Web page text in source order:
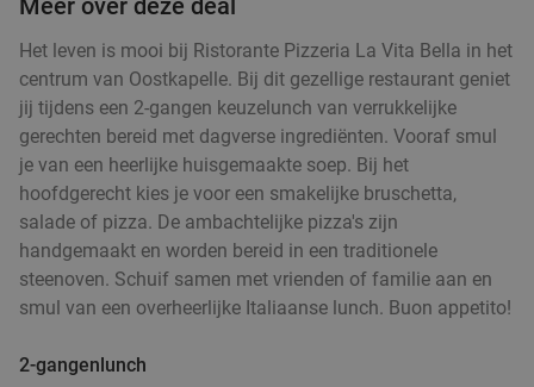
Het leven is mooi bij Ristorante Pizzeria La Vita Bella in het
centrum van Oostkapelle. Bij dit gezellige restaurant geniet
jij tijdens een 2-gangen keuzelunch van verrukkelijke
gerechten bereid met dagverse ingrediënten. Vooraf smul
je van een heerlijke huisgemaakte soep. Bij het
hoofdgerecht kies je voor een smakelijke bruschetta,
salade of pizza. De ambachtelijke pizza's zijn
handgemaakt en worden bereid in een traditionele
steenoven. Schuif samen met vrienden of familie aan en
smul van een overheerlijke Italiaanse lunch. Buon appetito!
2-gangenlunch